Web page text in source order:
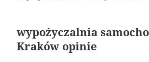
wypożyczalnia
Kraków opinie